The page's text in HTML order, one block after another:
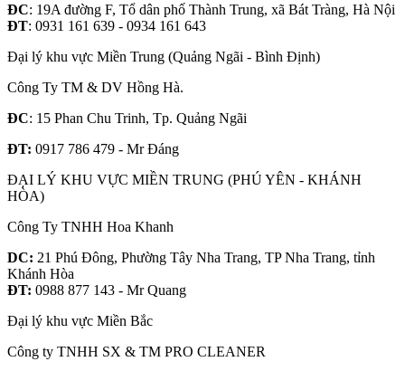
ĐC: 19A đường F, Tổ dân phố Thành Trung, xã Bát Tràng, Hà Nội
ĐT: 0931 161 639 - 0934 161 643
Đại lý khu vực Miền Trung (Quảng Ngãi - Bình Định)
Công Ty TM & DV Hồng Hà.
ĐC: 15 Phan Chu Trinh, Tp. Quảng Ngãi
ĐT: 0917 786 479 - Mr Đáng
ĐẠI LÝ KHU VỰC MIỀN TRUNG (PHÚ YÊN - KHÁNH
HÒA)
Công Ty TNHH Hoa Khanh
DC: 21 Phú Đông, Phường Tây Nha Trang, TP Nha Trang, tỉnh
Khánh Hòa
ĐT: 0988 877 143 - Mr Quang
Đại lý khu vực Miền Bắc
Công ty TNHH SX & TM PRO CLEANER